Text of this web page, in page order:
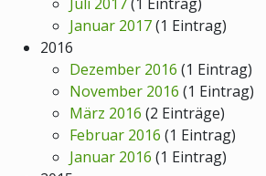
Januar 2017(1 Eintrag)
2016
Dezember 2016 (1 Eintrag)
November 2016 (1 Eintrag)
März 2016 (2 Einträge)
Februar 2016 (1 Eintrag)
Januar 2016 (1 Eintrag)